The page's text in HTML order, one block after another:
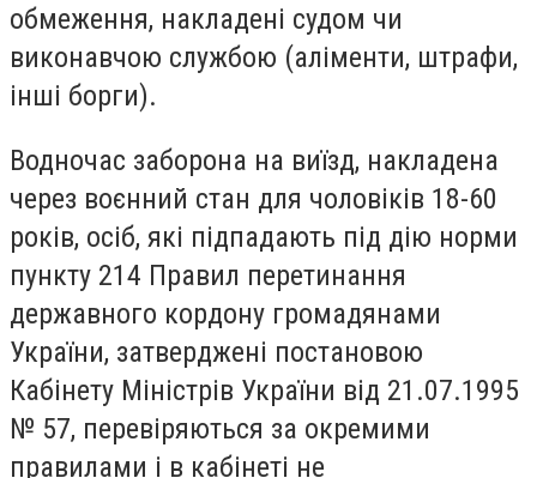
обмеження, накладені судом чи
виконавчою службою (аліменти, штрафи,
інші борги).
Водночас заборона на виїзд, накладена
через воєнний стан для чоловіків 18-60
років, осіб, які підпадають під дію норми
пункту 214 Правил перетинання
державного кордону громадянами
України, затверджені постановою
Кабінету Міністрів України від 21.07.1995
№ 57, перевіряються за окремими
правилами і в кабінеті не